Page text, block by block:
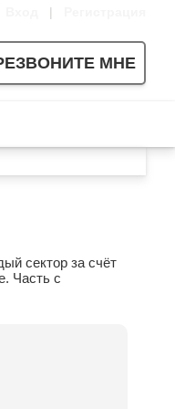
|
МНЕ
сектор за счёт
Часть с